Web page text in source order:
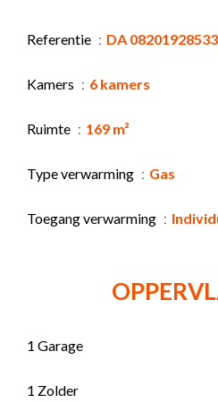
Referentie DA 08201928533
Kamers 6 kamers
Ruimte 169 m²
Type verwarming Gas
Toegang verwarming
1 Garage
1 Zolder